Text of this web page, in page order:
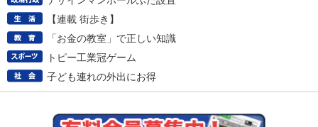
【連載 街歩き】
「お金の教室」で正しい知識
トピー工業冠ゲーム
子ども連れの外出にお得